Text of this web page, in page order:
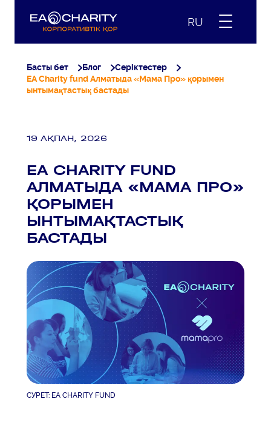
RU
Басты бет Блог
Серіктестер
EA Charity fund Алматыда «Мама Про» қорымен
ынтымақтастық бастады
19 АҚПАН, 2026
EA CHARITY FUND
АЛМАТЫДА «МАМА ПРО»
ҚОРЫМЕН
ЫНТЫМАҚТАСТЫҚ
БАСТАДЫ
СУРЕТ: EA CHARITY FUND